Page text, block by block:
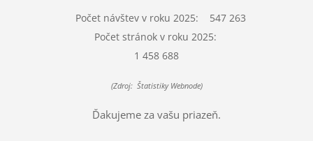
Počet návštev v roku 2025: 547 263
Počet stránok v roku 2025:
1 458 688
(Zdroj: Štatistiky Webnode)
Ďakujeme za vašu priazeň.